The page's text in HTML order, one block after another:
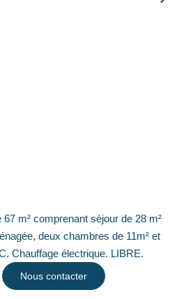
m² comprenant séjour de 28 m²
deux chambres de 11m² et
Chauffage électrique. LIBRE.
Nous contacter